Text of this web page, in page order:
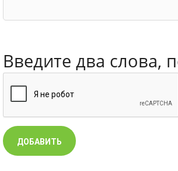
Введите два слова,